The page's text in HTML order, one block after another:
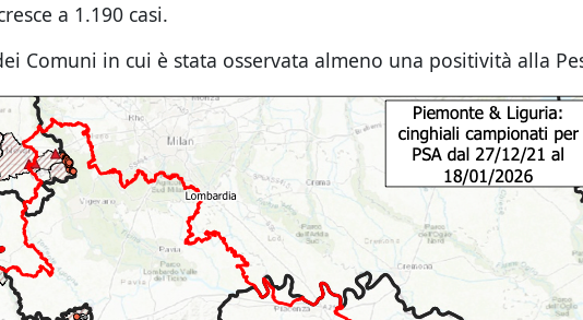
a 1.190 casi.
Comuni in cui è stata osservata almeno una positività alla